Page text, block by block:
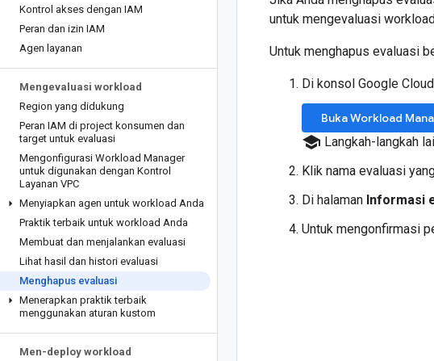
Kontrol akses dengan IAM
Peran dan izin IAM
Agen layanan
Mengevaluasi workload
Region yang didukung
Peran IAM di project konsumen dan
target untuk evaluasi
Mengonfigurasi Workload Manager
untuk digunakan dengan Kontrol
Layanan VPC
Menyiapkan agen untuk workload Anda
Praktik terbaik untuk workload Anda
Membuat dan menjalankan evaluasi
Lihat hasil dan histori evaluasi
Menghapus evaluasi
Menerapkan praktik terbaik
menggunakan aturan kustom
Men-deploy workload
untuk mengevaluasi
Untuk menghapus evaluasi
Di konsol Google
Buka Workload
school Langkah-langkah
Klik nama evaluasi
Di halaman Informasi
Untuk mengonfirmasi